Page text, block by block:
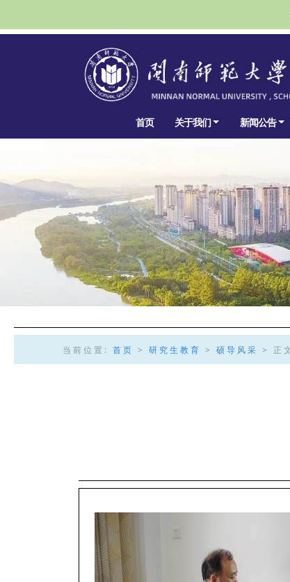
首页 关于我们 新闻公告
当前位置: 首页 > 研究生教育 > 硕导风采 > 正